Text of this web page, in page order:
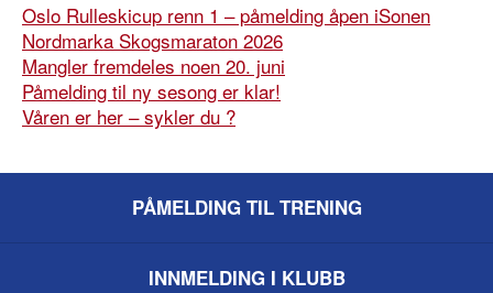
Oslo Rulleskicup renn 1 – påmelding åpen iSonen
Nordmarka Skogsmaraton 2026
Mangler fremdeles noen 20. juni
Påmelding til ny sesong er klar!
Våren er her – sykler du ?
PÅMELDING TIL TRENING
INNMELDING I KLUBB